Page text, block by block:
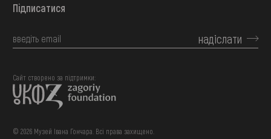
Підписатися
надіслати
© 2026 Музей Івана Гончара. Всі права захищено.
Сайт створено за підтримки: